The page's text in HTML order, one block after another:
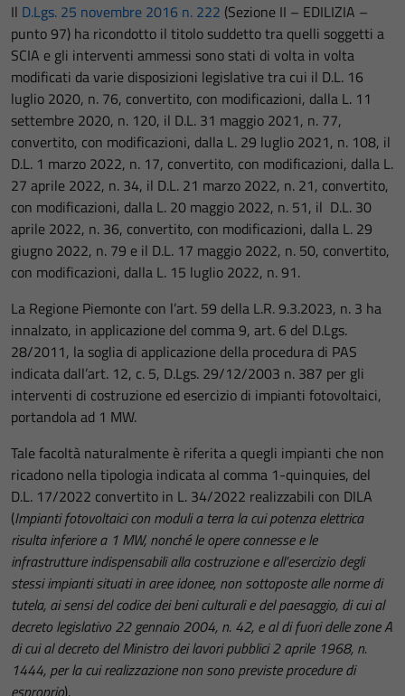
Il D.Lgs. 25 novembre 2016 n. 222 (Sezione II – EDILIZIA –
punto 97) ha ricondotto il titolo suddetto tra quelli soggetti a
SCIA e gli interventi ammessi sono stati di volta in volta
modificati da varie disposizioni legislative tra cui il D.L. 16
luglio 2020, n. 76, convertito, con modificazioni, dalla L. 11
settembre 2020, n. 120, il D.L. 31 maggio 2021, n. 77,
convertito, con modificazioni, dalla L. 29 luglio 2021, n. 108, il
D.L. 1 marzo 2022, n. 17, convertito, con modificazioni, dalla L.
27 aprile 2022, n. 34, il D.L. 21 marzo 2022, n. 21, convertito,
con modificazioni, dalla L. 20 maggio 2022, n. 51, il D.L. 30
aprile 2022, n. 36, convertito, con modificazioni, dalla L. 29
giugno 2022, n. 79 e il D.L. 17 maggio 2022, n. 50, convertito,
con modificazioni, dalla L. 15 luglio 2022, n. 91.
La Regione Piemonte con l’art. 59 della L.R. 9.3.2023, n. 3 ha
innalzato, in applicazione del comma 9, art. 6 del D.Lgs.
28/2011, la soglia di applicazione della procedura di PAS
indicata dall’art. 12, c. 5, D.Lgs. 29/12/2003 n. 387 per gli
interventi di costruzione ed esercizio di impianti fotovoltaici,
portandola ad 1 MW.
Tale facoltà naturalmente è riferita a quegli impianti che non
ricadono nella tipologia indicata al comma 1-quinquies, del
D.L. 17/2022 convertito in L. 34/2022 realizzabili con DILA
(Impianti fotovoltaici con moduli a terra la cui potenza elettrica
risulta inferiore a 1 MW, nonché le opere connesse e le
infrastrutture indispensabili alla costruzione e all’esercizio degli
stessi impianti situati in aree idonee, non sottoposte alle norme di
tutela, ai sensi del codice dei beni culturali e del paesaggio, di cui al
decreto legislativo 22 gennaio 2004, n. 42, e al di fuori delle zone A
di cui al decreto del Ministro dei lavori pubblici 2 aprile 1968, n.
1444, per la cui realizzazione non sono previste procedure di
esproprio).